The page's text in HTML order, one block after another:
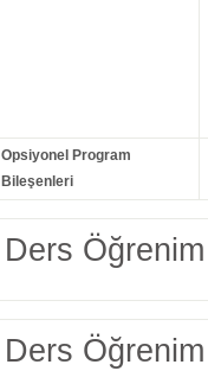
Opsiyonel Program
Bileşenleri
Ders Öğrenim
Ders Öğrenim